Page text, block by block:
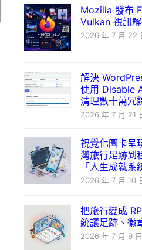
Mozilla 發布
Vulkan 視訊
2026 年 7 月 22
解決
使用 Disable
清理數十萬冗
2026 年 7 月 21
視覺化圖卡呈
灣旅行足跡到
「人生成就系
2026 年 7 月 10
把旅行變成
統讓足跡、徽
2026 年 7 月 9 日